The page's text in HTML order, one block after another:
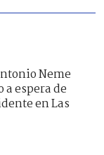
Neme
espera de
en Las